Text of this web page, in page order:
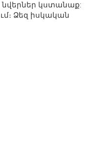
կստանաք:
Ձեզ իսկական